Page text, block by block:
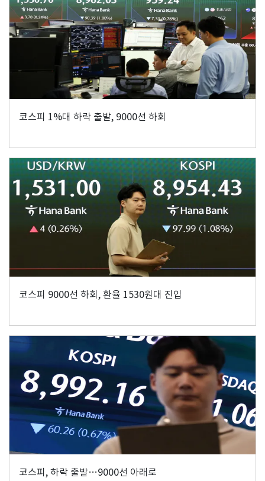
코스피 1%대 하락 출발, 9000선 하회
코스피 9000선 하회, 환율 1530원대 진입
코스피, 하락 출발…9000선 아래로